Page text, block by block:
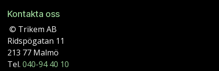
Kontakta oss
© Trikem AB
Ridspögatan 11
213 77 Malmö
Tel. 040-94 40 10